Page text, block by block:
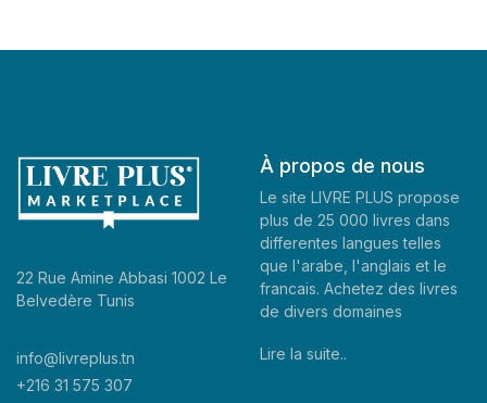
22 Rue Amine Abbasi 1002 Le
Belvedère Tunis
info@livreplus.tn
+216 31 575 307
À propos de nous
Le site LIVRE PLUS propose
plus de 25 000 livres dans
differentes langues telles
que l'arabe, l'anglais et le
francais. Achetez des livres
de divers domaines
Lire la suite..